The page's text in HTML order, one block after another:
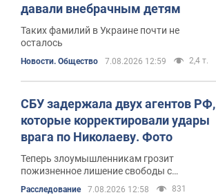
давали внебрачным детям
Таких фамилий в Украине почти не
осталось
Новости. Общество 7.08.2026 12:59 2,4 т.
СБУ задержала двух агентов РФ,
которые корректировали удары
врага по Николаеву. Фото
Теперь злоумышленникам грозит
пожизненное лишение свободы с
Расследование 7.08.2026 12:58 831